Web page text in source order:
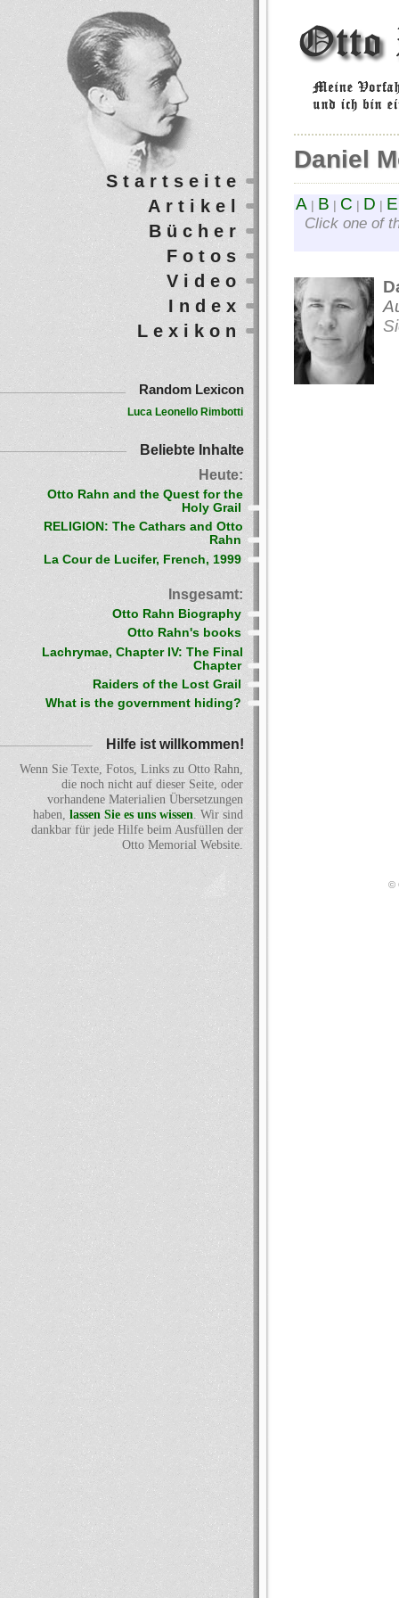
Daniel
A B C D E
Click one of
Startseite
Artikel
Bücher
Fotos
Video
Index
Lexikon
Random Lexicon
Luca Leonello Rimbotti
Beliebte Inhalte
Heute:
Otto Rahn and the Quest for the
Holy Grail
RELIGION: The Cathars and Otto
Rahn
La Cour de Lucifer, French, 1999
Insgesamt:
Otto Rahn Biography
Otto Rahn's books
Lachrymae, Chapter IV: The Final
Chapter
Raiders of the Lost Grail
What is the government hiding?
Hilfe ist willkommen!
Wenn Sie Texte, Fotos, Links zu Otto Rahn,
die noch nicht auf dieser Seite, oder
vorhandene Materialien Übersetzungen
haben, lassen Sie es uns wissen. Wir sind
dankbar für jede Hilfe beim Ausfüllen der
Otto Memorial Website.
©